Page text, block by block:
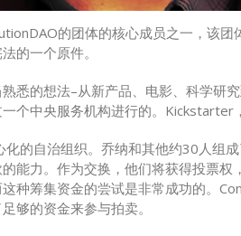
的团体的核心成员之一，该团
的一个原件。
悉的想法–从新产品、电影、科学研
个中央服务机构进行的。Kickstarter
的自治组织。乔纳和其他约30人组
能力。作为交换，他们将获得投票权
种筹集资金的尝试是非常成功的。
够的资金来参与拍卖。